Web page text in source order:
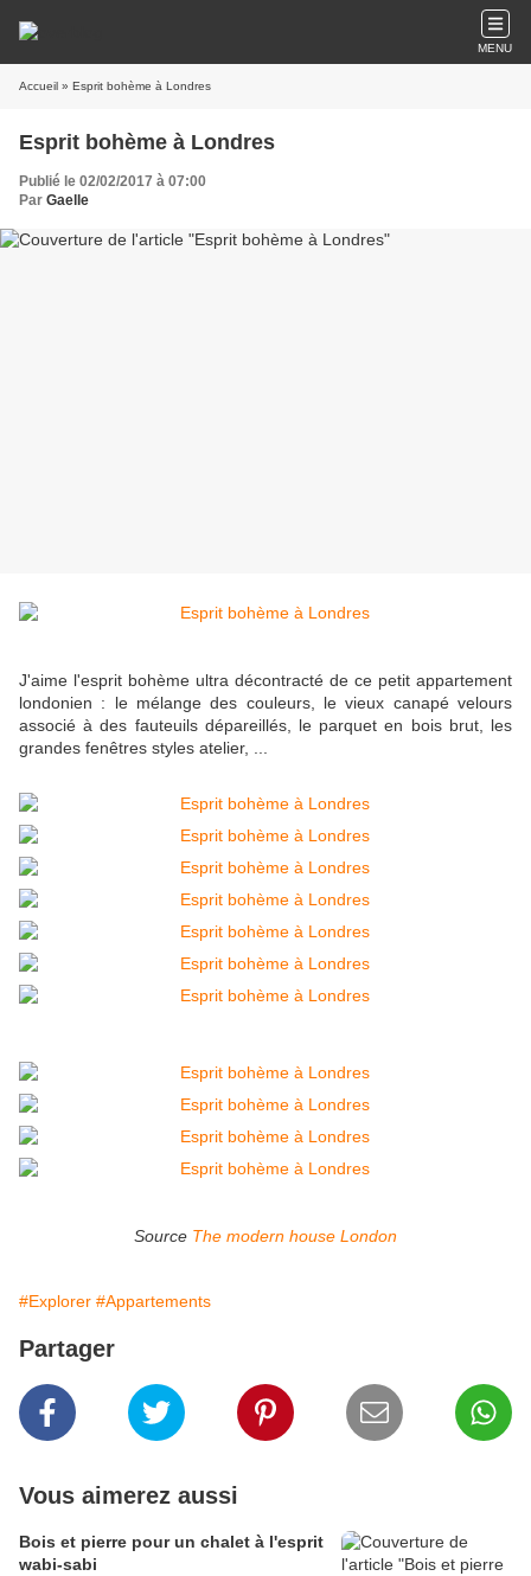
MENU
Accueil » Esprit bohème à Londres
Esprit bohème à Londres
Publié le 02/02/2017 à 07:00
Par Gaelle
J'aime l'esprit bohème ultra décontracté de ce petit appartement
londonien : le mélange des couleurs, le vieux canapé velours
associé à des fauteuils dépareillés, le parquet en bois brut, les
grandes fenêtres styles atelier, ...
Source The modern house London
#Explorer #Appartements
Partager
Vous aimerez aussi
Bois et pierre pour un chalet à l'esprit
wabi-sabi